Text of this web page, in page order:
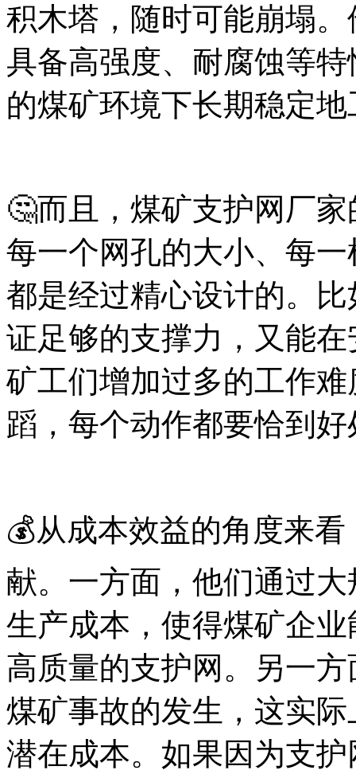
积木塔，随时可能崩塌
具备高强度、耐腐蚀等
的煤矿环境下长期稳定地
🤔而且，煤矿支护网厂
每一个网孔的大小、每
都是经过精心设计的。
证足够的支撑力，又能
矿工们增加过多的工作
蹈，每个动作都要恰到好
💰从成本效益的角度来
献。一方面，他们通过
生产成本，使得煤矿企
高质量的支护网。另一
煤矿事故的发生，这实
潜在成本。如果因为支